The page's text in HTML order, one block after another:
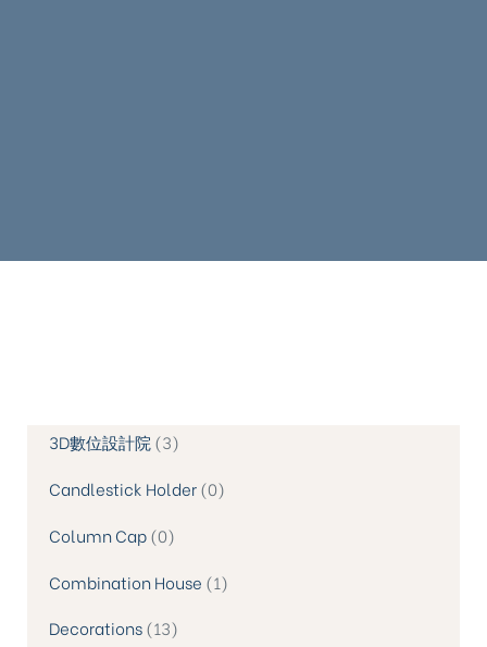
3D數位設計院 3
Candlestick Holder 0
Column Cap 0
Combination House 1
Decorations 13